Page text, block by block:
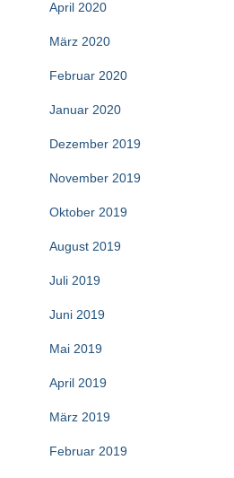
April 2020
März 2020
Februar 2020
Januar 2020
Dezember 2019
November 2019
Oktober 2019
August 2019
Juli 2019
Juni 2019
Mai 2019
April 2019
März 2019
Februar 2019